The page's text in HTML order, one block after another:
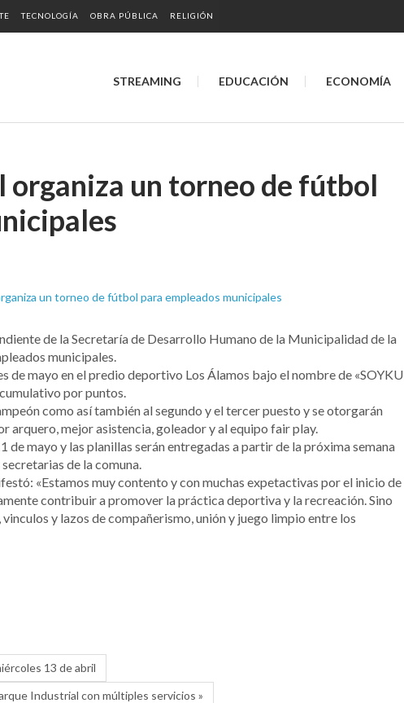
TECNOLOGÍA OBRA PÚBLICA RELIGIÓN
STREAMING EDUCACIÓN ECONOMÍA
organiza un torneo de fútbol
de la Secretaría de Desarrollo Humano de la Municipalidad de la
municipales.
de mayo en el predio deportivo Los Álamos bajo el nombre de «SOYKU
por puntos.
como así también al segundo y el tercer puesto y se otorgarán
arquero, mejor asistencia, goleador y al equipo fair play.
de mayo y las planillas serán entregadas a partir de la próxima semana
de la comuna.
«Estamos muy contento y con muchas expetactivas por el inicio de
contribuir a promover la práctica deportiva y la recreación. Sino
y lazos de compañerismo, unión y juego limpio entre los
13 de abril
Industrial con múltiples servicios »